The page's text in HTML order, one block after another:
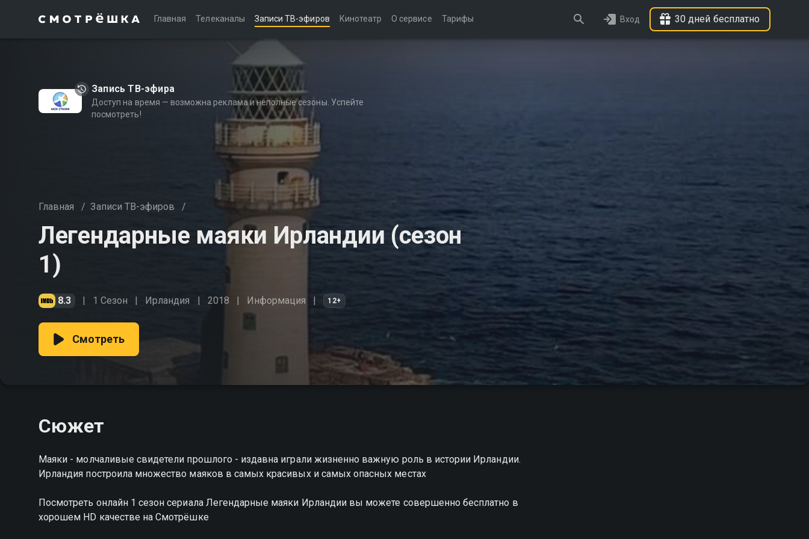
Главная Телеканалы Записи ТВ-эфиров Кинотеатр О сервисе Тарифы Вход 30 дней бесплатно
Запись ТВ-эфира
Доступ на время — возможна реклама и неполные сезоны. Успейте
посмотреть!
Главная / Записи ТВ-эфиров /
Легендарные маяки Ирландии (сезон
1)
8.3 1 Сезон Ирландия 2018 Информация 12+
Смотреть
Сюжет
Маяки - молчаливые свидетели прошлого - издавна играли жизненно важную роль в истории Ирландии.
Ирландия построила множество маяков в самых красивых и самых опасных местах
Посмотреть онлайн 1 сезон сериала Легендарные маяки Ирландии вы можете совершенно бесплатно в
хорошем HD качестве на Смотрёшке